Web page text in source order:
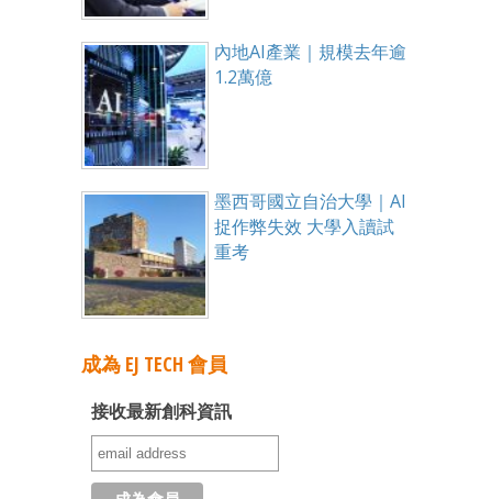
內地AI產業｜規模去年逾
1.2萬億
墨西哥國立自治大學｜AI
捉作弊失效 大學入讀試
重考
成為 EJ TECH 會員
接收最新創科資訊